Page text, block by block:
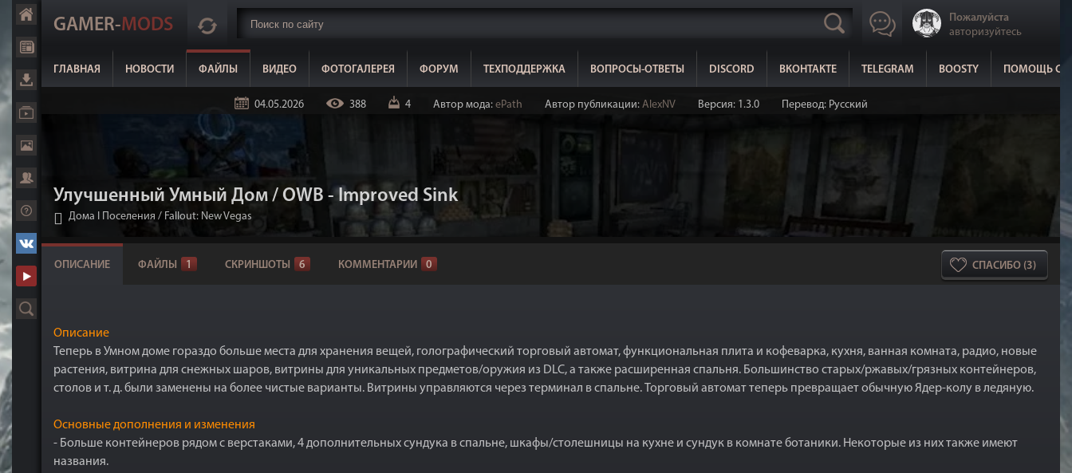
GAMER-MODS
Пожалуйста
авторизуйтесь
ГЛАВНАЯ НОВОСТИ ФАЙЛЫ ВИДЕО ФОТОГАЛЕРЕЯ ФОРУМ ТЕХПОДДЕРЖКА ВОПРОСЫ-ОТВЕТЫ DISCORD ВКОНТАКТЕ TELEGRAM BOOSTY ПОМОЩЬ
04.05.2026 388 4 Автор мода: ePath Автор публикации: AlexNV Версия: 1.3.0 Перевод: Русский
Улучшенный Умный Дом / OWB - Improved Sink
Дома I Поселения / Fallout: New Vegas
СПАСИБО (3)
ОПИСАНИЕ ФАЙЛЫ 1 СКРИНШОТЫ 6 КОММЕНТАРИИ 0
Описание
Теперь в Умном доме гораздо больше места для хранения вещей, голографический торговый автомат, функциональная плита и кофеварка, кухня, ванная комната, радио, новые
растения, витрина для снежных шаров, витрины для уникальных предметов/оружия из DLC, а также расширенная спальня. Большинство старых/ржавых/грязных контейнеров,
столов и т. д. были заменены на более чистые варианты. Витрины управляются через терминал в спальне. Торговый автомат теперь превращает обычную Ядер-колу в ледяную.
Основные дополнения и изменения
- Больше контейнеров рядом с верстаками, 4 дополнительных сундука в спальне, шкафы/столешницы на кухне и сундук в комнате ботаники. Некоторые из них также имеют
названия.